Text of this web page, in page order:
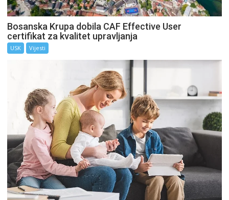
Bosanska Krupa dobila CAF Effective User
certifikat za kvalitet upravljanja
USK Vijesti